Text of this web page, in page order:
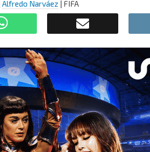
Alfredo Narváez | FIFA